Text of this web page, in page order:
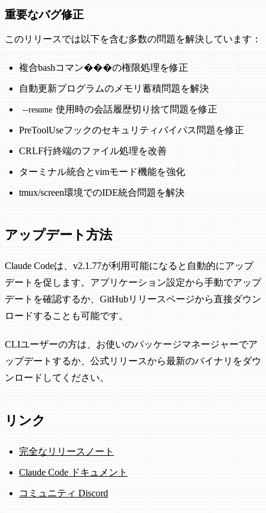
重要なバグ修正
このリリースでは以下を含む多数の問題を解決しています：
複合bashコマン���の権限処理を修正
自動更新プログラムのメモリ蓄積問題を解決
--resume 使用時の会話履歴切り捨て問題を修正
PreToolUseフックのセキュリティバイパス問題を修正
CRLF行終端のファイル処理を改善
ターミナル統合とvimモード機能を強化
tmux/screen環境でのIDE統合問題を解決
アップデート方法
Claude Codeは、v2.1.77が利用可能になると自動的にアップ
デートを促します。アプリケーション設定から手動でアップ
デートを確認するか、GitHubリリースページから直接ダウン
ロードすることも可能です。
CLIユーザーの方は、お使いのパッケージマネージャーでア
ップデートするか、公式リリースから最新のバイナリをダウ
ンロードしてください。
リンク
完全なリリースノート
Claude Code ドキュメント
コミュニティ Discord